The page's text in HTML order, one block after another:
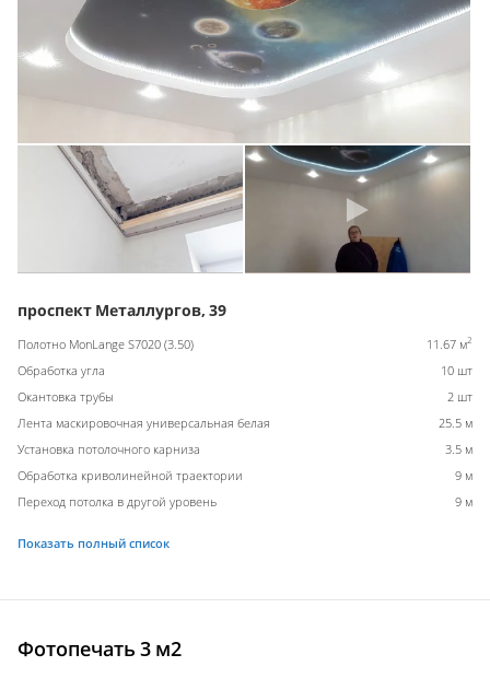
проспект Металлургов, 39
Полотно MonLange S7020 (3.50) 11.67 м2
Обработка угла
10 шт
Окантовка трубы
2 шт
Лента маскировочная универсальная белая
25.5 м
Установка потолочного карниза
3.5 м
Обработка криволинейной траектории
9 м
Переход потолка в другой уровень
9 м
Показать полный список
Фотопечать 3 м2